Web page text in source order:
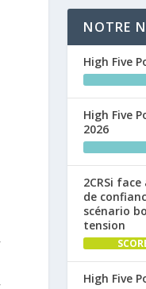
NOTRE
High Five
High Five
2026
2CRSi
de
scénario
tension
High Five